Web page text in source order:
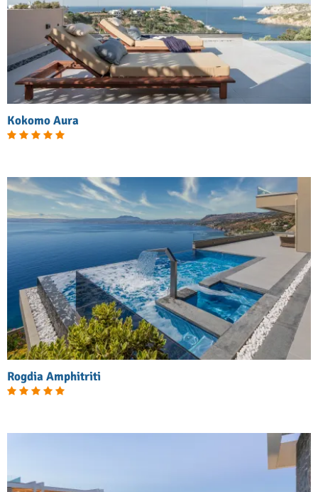
Kokomo Aura
Rogdia Amphitriti